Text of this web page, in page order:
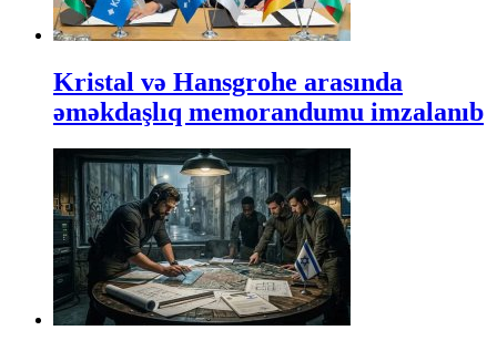
Kristal və Hansgrohe arasında
əməkdaşlıq memorandumu imzalanıb